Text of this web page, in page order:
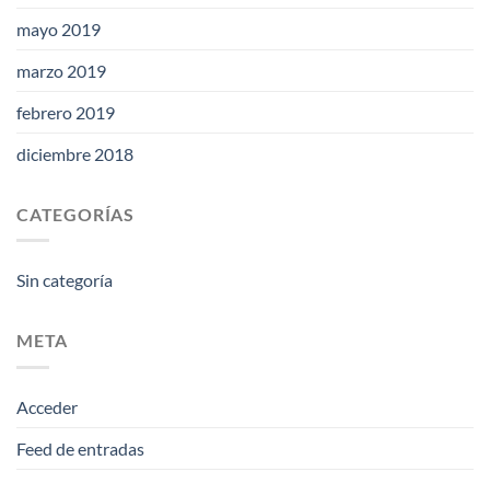
mayo 2019
marzo 2019
febrero 2019
diciembre 2018
CATEGORÍAS
Sin categoría
META
Acceder
Feed de entradas